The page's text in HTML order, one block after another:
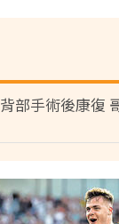
背部手術後康復